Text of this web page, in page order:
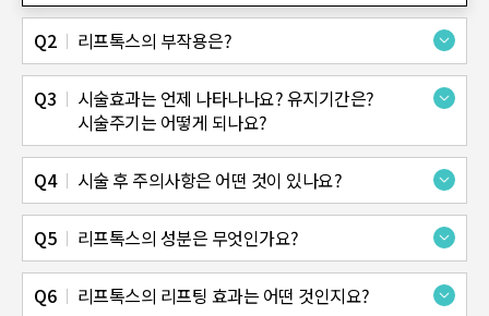
리프톡스의 부작용은?
시술효과는 언제 나타나나요? 유지기간은?
시술주기는 어떻게 되나요?
시술 후 주의사항은 어떤 것이 있나요?
리프톡스의 성분은 무엇인가요?
리프톡스의 리프팅 효과는 어떤 것인지요?